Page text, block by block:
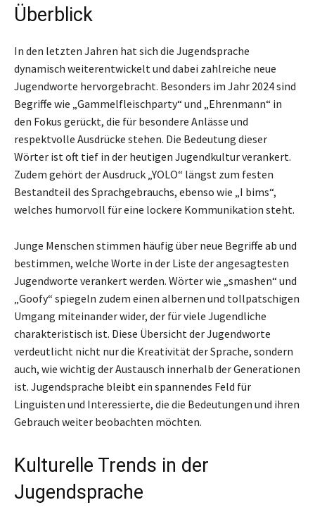
Überblick
In den letzten Jahren hat sich die Jugendsprache
dynamisch weiterentwickelt und dabei zahlreiche neue
Jugendworte hervorgebracht. Besonders im Jahr 2024 sind
Begriffe wie „Gammelfleischparty“ und „Ehrenmann“ in
den Fokus gerückt, die für besondere Anlässe und
respektvolle Ausdrücke stehen. Die Bedeutung dieser
Wörter ist oft tief in der heutigen Jugendkultur verankert.
Zudem gehört der Ausdruck „YOLO“ längst zum festen
Bestandteil des Sprachgebrauchs, ebenso wie „I bims“,
welches humorvoll für eine lockere Kommunikation steht.
Junge Menschen stimmen häufig über neue Begriffe ab und
bestimmen, welche Worte in der Liste der angesagtesten
Jugendworte verankert werden. Wörter wie „smashen“ und
„Goofy“ spiegeln zudem einen albernen und tollpatschigen
Umgang miteinander wider, der für viele Jugendliche
charakteristisch ist. Diese Übersicht der Jugendworte
verdeutlicht nicht nur die Kreativität der Sprache, sondern
auch, wie wichtig der Austausch innerhalb der Generationen
ist. Jugendsprache bleibt ein spannendes Feld für
Linguisten und Interessierte, die die Bedeutungen und ihren
Gebrauch weiter beobachten möchten.
Kulturelle Trends in der
Jugendsprache